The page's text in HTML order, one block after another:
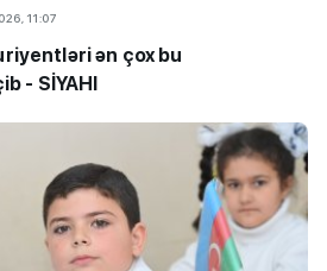
11:07
ən çox bu
- SİYAHI